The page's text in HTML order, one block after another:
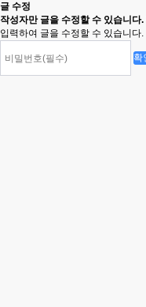
글 수정
작성자만 글을 수정할 수 있습니다.
입력하여 글을 수정할 수 있습니다.